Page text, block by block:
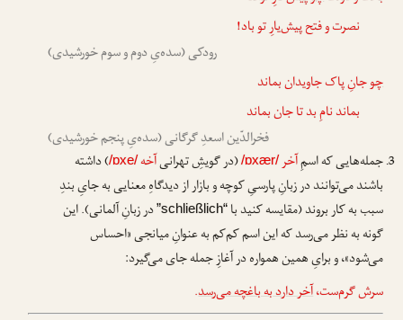
نصرت و فتح پیش‌یارِ تو باد!
رودکی (سده‌یِ دوم و سوم خورشیدی)
چوجانِ پاک جاویدان بماند
بماند نامِ بد تا جان بماند
فخرالدّین اسعدِ گرگانی (سده‌یِ پنجم خورشیدی)
جمله‌هایی که اسمِآخر/ɒxær/(در گویشِ تهرانیآخه/ɒxe/) داشته
باشند می‌توانند در زبانِ پارسیِ کوچه و بازار از دیدگاهِ معنایی به جایِ بندِ
سبب به کار بروند (مقایسه کنید با “schließlich”
در زبانِ آلمانی). این
گونه به نظر می‌رسد که این اسم کم‌کم به عنوانِ میانجی «احساس
می‌شود»، و برایِ همین همواره در آغازِ جمله جای می‌گیرد:
سرش گرم‌ست،آخر دارد به باغچه می‌رسد.